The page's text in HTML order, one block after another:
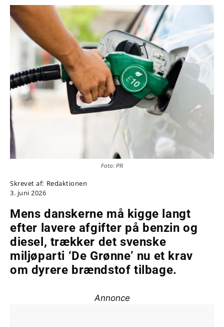
Foto: PR
Skrevet af: Redaktionen
3. juni 2026
Mens danskerne må kigge langt
efter lavere afgifter på benzin og
diesel, trækker det svenske
miljøparti ‘De Grønne’ nu et krav
om dyrere brændstof tilbage.
Annonce